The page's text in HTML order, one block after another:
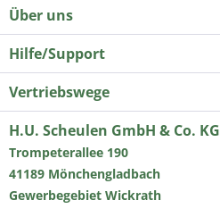
Über uns
Hilfe/Support
Vertriebswege
H.U. Scheulen GmbH & Co. KG
Trompeterallee 190
41189 Mönchengladbach
Gewerbegebiet Wickrath